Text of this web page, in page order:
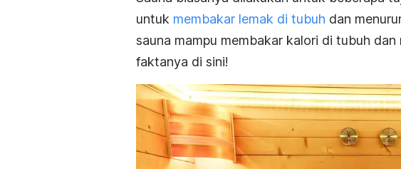
untuk membakar lemak di tubuh dan
sauna mampu membakar kalori di tubuh
faktanya di sini!